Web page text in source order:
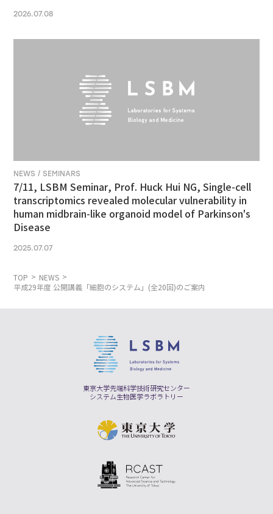
2026.07.08
NEWS / SEMINARS
7/11, LSBM Seminar, Prof. Huck Hui NG, Single-cell
transcriptomics revealed molecular vulnerability in
human midbrain-like organoid model of Parkinson's
Disease
2025.07.07
TOP
NEWS
平成29年度 公開講義「細胞のシステム」(全20回)のご案内
東京大学先端科学技術研究センター
システム生物医学ラボラトリー